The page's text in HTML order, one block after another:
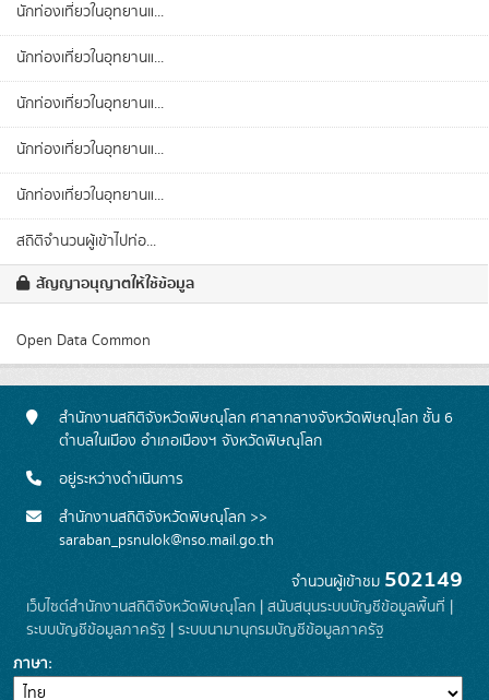
นักท่องเที่ยวในอุทยานแ...
นักท่องเที่ยวในอุทยานแ...
นักท่องเที่ยวในอุทยานแ...
นักท่องเที่ยวในอุทยานแ...
นักท่องเที่ยวในอุทยานแ...
สถิติจำนวนผู้เข้าไปท่อ...
สัญญาอนุญาตให้ใช้ข้อมูล
Open Data Common
สำนักงานสถิติจังหวัดพิษณุโลก ศาลากลางจังหวัดพิษณุโลก ชั้น 6
ตำบลในเมือง อำเภอเมืองฯ จังหวัดพิษณุโลก
อยู่ระหว่างดำเนินการ
สำนักงานสถิติจังหวัดพิษณุโลก >>
saraban_psnulok@nso.mail.go.th
จำนวนผู้เข้าชม 502149
เว็บไซต์สำนักงานสถิติจังหวัดพิษณุโลก | สนับสนุนระบบบัญชีข้อมูลพื้นที่ |
ระบบบัญชีข้อมูลภาครัฐ | ระบบนามานุกรมบัญชีข้อมูลภาครัฐ
ภาษา